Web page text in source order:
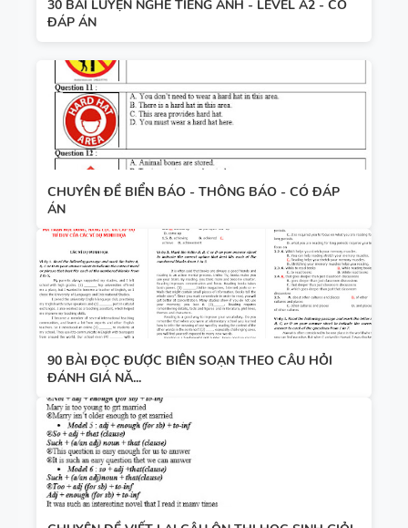
30 BÀI LUYỆN NGHE TIẾNG ANH - LEVEL A2 - CÓ
ĐÁP ÁN
CHUYÊN ĐỀ BIỂN BÁO - THÔNG BÁO - CÓ ĐÁP
ÁN
90 BÀI ĐỌC ĐƯỢC BIÊN SOẠN THEO CÂU HỎI
ĐÁNH GIÁ NĂ...